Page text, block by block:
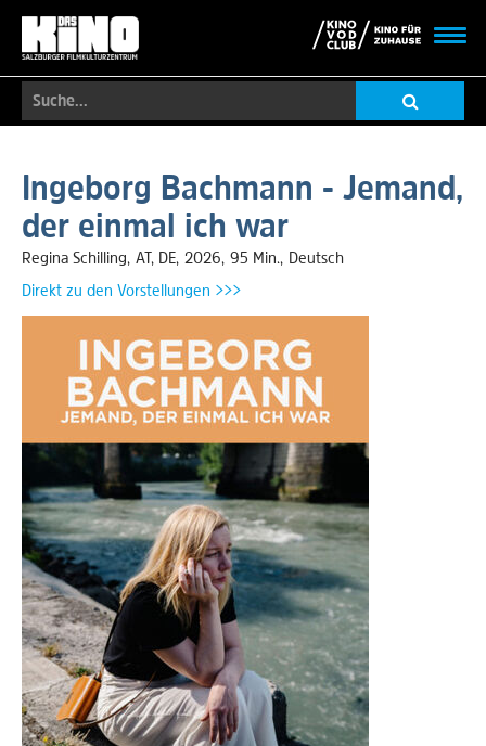
content
Suche...
Ingeborg Bachmann - Jemand,
der einmal ich war
Regina Schilling AT, DE 2026 95 Min. Deutsch
Direkt zu den Vorstellungen >>>